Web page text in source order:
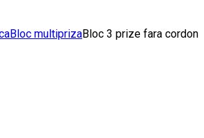
Bloc multiprizaBloc 3 prize fara cordon